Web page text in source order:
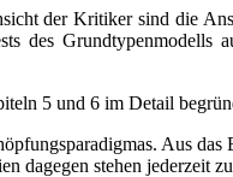
der Kritiker sind die
des Grundtypenmodells
5 und 6 im Detail
Aus das
dagegen stehen jederzeit